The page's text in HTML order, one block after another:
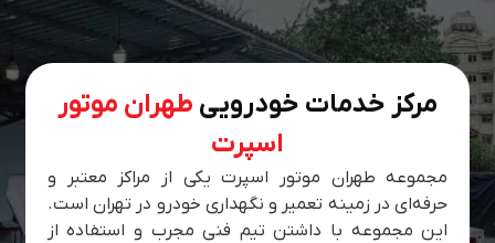
مرکز خدمات خودرویی طهران موتور
اسپرت
مجموعه طهران موتور اسپرت یکی از مراکز معتبر و
حرفه‌ای در زمینه تعمیر و نگهداری خودرو در تهران است.
این مجموعه با داشتن تیم فنی مجرب و استفاده از